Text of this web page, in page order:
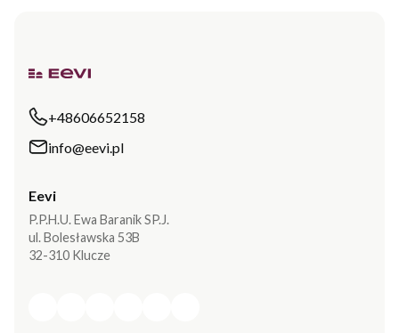
+48606652158
info@eevi.pl
Eevi
P.P.H.U. Ewa Baranik SP.J.
ul. Bolesławska 53B
32-310 Klucze